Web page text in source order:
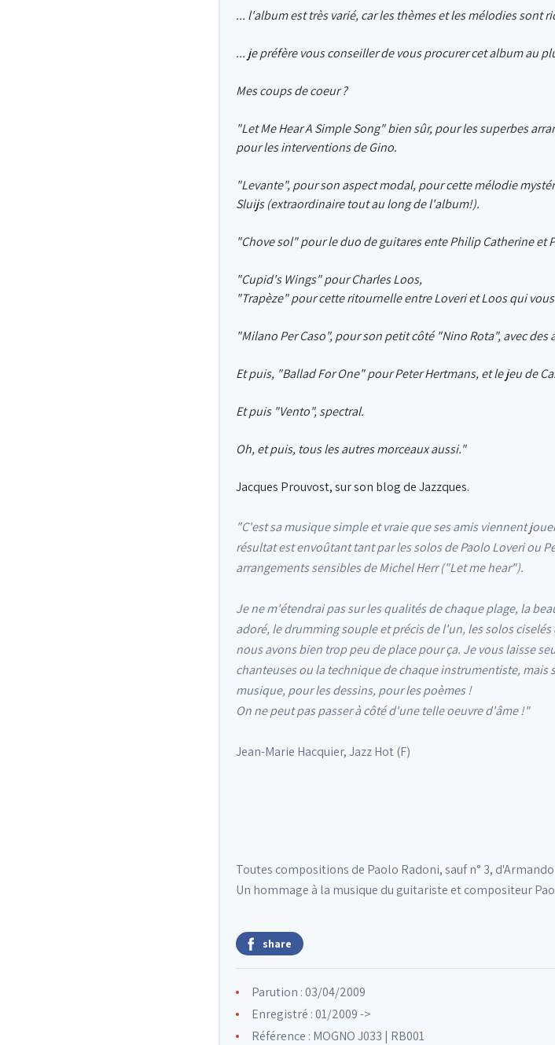
... l'album est très varié, car les thèmes et les mélodies sont
... je préfère vous conseiller de vous procurer cet album au
Mes coups de coeur ?
"Let Me Hear A Simple Song" bien sûr, pour les superbes
pour les interventions de Gino.
"Levante", pour son aspect modal, pour cette mélodie
Sluijs (extraordinaire tout au long de l'album!).
"Chove sol" pour le duo de guitares ente Philip Catherine et
"Cupid's Wings" pour Charles Loos,
"Trapèze" pour cette ritournelle entre Loveri et Loos qui
"Milano Per Caso", pour son petit côté "Nino Rota", avec
Et puis, "Ballad For One" pour Peter Hertmans, et le jeu de
Et puis "Vento", spectral.
Oh, et puis, tous les autres morceaux aussi."
Jacques Prouvost, sur son blog de Jazzques.
"C'est sa musique simple et vraie que ses amis viennent
résultat est envoûtant tant par les solos de Paolo Loveri ou
arrangements sensibles de Michel Herr ("Let me hear").
Je ne m'étendrai pas sur les qualités de chaque plage, la
adoré, le drumming souple et précis de l'un, les solos
nous avons bien trop peu de place pour ça. Je vous laisse
chanteuses ou la technique de chaque instrumentiste,
musique, pour les dessins, pour les poèmes !
On ne peut pas passer à côté d'une telle oeuvre d'âme !"
Jean-Marie Hacquier, Jazz Hot (F)
Toutes compositions de Paolo Radoni, sauf n° 3,
Un hommage à la musique du guitariste et compositeur
share
Parution : 03/04/2009
Enregistré : 01/2009 ->
Référence : MOGNO J033 | RB001